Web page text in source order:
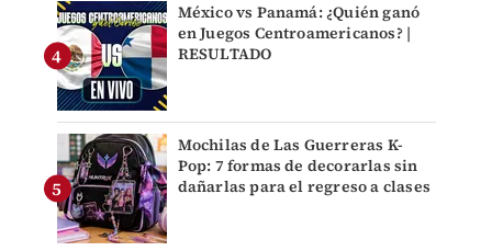
México vs Panamá: ¿Quién ganó
en Juegos Centroamericanos? |
RESULTADO
Mochilas de Las Guerreras K-
Pop: 7 formas de decorarlas sin
dañarlas para el regreso a clases